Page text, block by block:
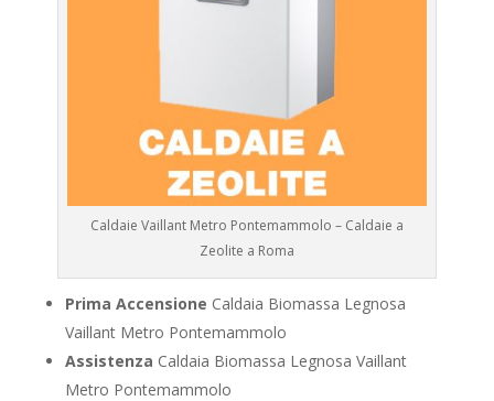
Caldaie Vaillant Metro Pontemammolo – Caldaie a
Zeolite a Roma
Prima Accensione Caldaia Biomassa Legnosa
Vaillant Metro Pontemammolo
Assistenza Caldaia Biomassa Legnosa Vaillant
Metro Pontemammolo